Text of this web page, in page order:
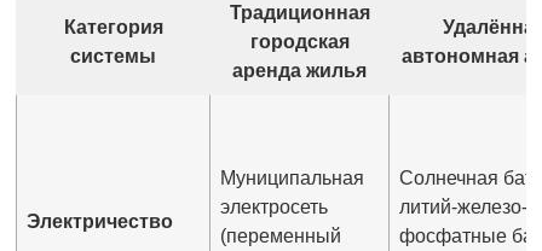
Категория
системы
Традиционная
городская
аренда жилья
автономная
Электричество
Муниципальная
электросеть
(переменный
Солнечная
литий-железо-
фосфатные